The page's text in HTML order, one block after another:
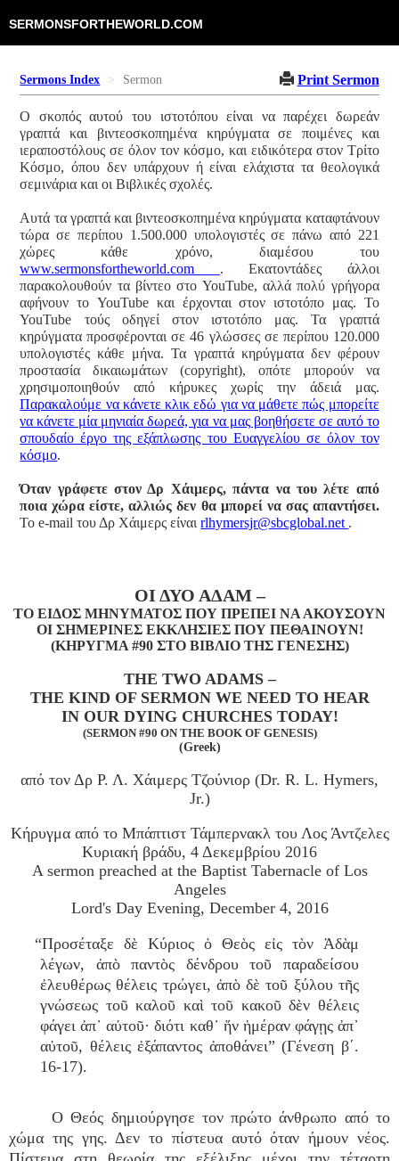
SERMONSFORTHEWORLD.COM
Sermons Index Sermon Print Sermon
Ο σκοπός αυτού του ιστοτόπου είναι να παρέχει δωρεάν
γραπτά και βιντεοσκοπημένα κηρύγματα σε ποιμένες και
ιεραποστόλους σε όλον τον κόσμο, και ειδικότερα στον Τρίτο
Κόσμο, όπου δεν υπάρχουν ή είναι ελάχιστα τα θεολογικά
σεμινάρια και οι Βιβλικές σχολές.
Αυτά τα γραπτά και βιντεοσκοπημένα κηρύγματα καταφτάνουν
τώρα σε περίπου 1.500.000 υπολογιστές σε πάνω από 221
χώρες κάθε χρόνο, διαμέσου του
www.sermonsfortheworld.com . Εκατοντάδες άλλοι
παρακολουθούν τα βίντεο στο YouTube, αλλά πολύ γρήγορα
αφήνουν το YouTube και έρχονται στον ιστοτόπο μας. Το
YouTube τούς οδηγεί στον ιστοτόπο μας. Τα γραπτά
κηρύγματα προσφέρονται σε 46 γλώσσες σε περίπου 120.000
υπολογιστές κάθε μήνα. Τα γραπτά κηρύγματα δεν φέρουν
προστασία δικαιωμάτων (copyright), οπότε μπορούν να
χρησιμοποιηθούν από κήρυκες χωρίς την άδειά μας.
Παρακαλούμε να κάνετε κλικ εδώ για να μάθετε πώς μπορείτε
να κάνετε μία μηνιαία δωρεά, για να μας βοηθήσετε σε αυτό το
σπουδαίο έργο της εξάπλωσης του Ευαγγελίου σε όλον τον
κόσμο.
Όταν γράφετε στον Δρ Χάιμερς, πάντα να του λέτε από
ποια χώρα είστε, αλλιώς δεν θα μπορεί να σας απαντήσει.
Το e-mail του Δρ Χάιμερς είναιrlhymersjr@sbcglobal.net .
ΟΙ ΔΥΟ ΑΔΑΜ –
ΤΟ ΕΙΔΟΣ ΜΗΝΥΜΑΤΟΣ ΠΟΥ ΠΡΕΠΕΙ ΝΑ ΑΚΟΥΣΟΥΝ
ΟΙ ΣΗΜΕΡΙΝΕΣ ΕΚΚΛΗΣΙΕΣ ΠΟΥ ΠΕΘΑΙΝΟΥΝ!
(ΚΗΡΥΓΜΑ #90 ΣΤΟ ΒΙΒΛΙΟ ΤΗΣ ΓΕΝΕΣΗΣ)
THE TWO ADAMS –
THE KIND OF SERMON WE NEED TO HEAR
IN OUR DYING CHURCHES TODAY!
(SERMON #90 ON THE BOOK OF GENESIS)
(Greek)
από τον Δρ Ρ. Λ. Χάιμερς Τζούνιορ (Dr. R. L. Hymers,
Jr.)
Κήρυγμα από το Μπάπτιστ Τάμπερνακλ του Λος Άντζελες
Κυριακή βράδυ, 4 Δεκεμβρίου 2016
A sermon preached at the Baptist Tabernacle of Los
Angeles
Lord's Day Evening, December 4, 2016
“Προσέταξε δὲ Κύριος ὁ Θεὸς εἰς τὸν Ἀδὰμ
λέγων, ἀπὸ παντὸς δένδρου τοῦ παραδείσου
ἐλευθέρως θέλεις τρώγει, ἀπὸ δὲ τοῦ ξύλου τῆς
γνώσεως τοῦ καλοῦ καὶ τοῦ κακοῦ δὲν θέλεις
φάγει ἀπ᾿ αὐτοῦ· διότι καθ᾿ ἥν ἡμέραν φάγῃς ἀπ᾿
αὐτοῦ, θέλεις ἐξάπαντος ἀποθάνει” (Γένεση β΄.
16-17).
Ο Θεός δημιούργησε τον πρώτο άνθρωπο από το
χώμα της γης. Δεν το πίστευα αυτό όταν ήμουν νέος.